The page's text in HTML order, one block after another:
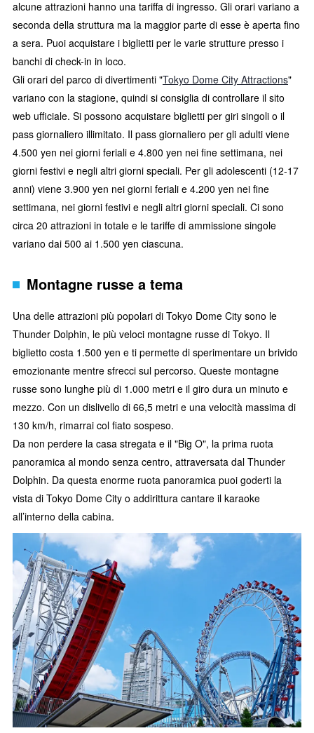
alcune attrazioni hanno una tariffa di ingresso. Gli orari variano a
seconda della struttura ma la maggior parte di esse è aperta fino
a sera. Puoi acquistare i biglietti per le varie strutture presso i
banchi di check-in in loco.
Gli orari del parco di divertimenti "Tokyo Dome City Attractions"
variano con la stagione, quindi si consiglia di controllare il sito
web ufficiale. Si possono acquistare biglietti per giri singoli o il
pass giornaliero illimitato. Il pass giornaliero per gli adulti viene
4.500 yen nei giorni feriali e 4.800 yen nei fine settimana, nei
giorni festivi e negli altri giorni speciali. Per gli adolescenti (12-17
anni) viene 3.900 yen nei giorni feriali e 4.200 yen nei fine
settimana, nei giorni festivi e negli altri giorni speciali. Ci sono
circa 20 attrazioni in totale e le tariffe di ammissione singole
variano dai 500 ai 1.500 yen ciascuna.
Montagne russe a tema
Una delle attrazioni più popolari di Tokyo Dome City sono le
Thunder Dolphin, le più veloci montagne russe di Tokyo. Il
biglietto costa 1.500 yen e ti permette di sperimentare un brivido
emozionante mentre sfrecci sul percorso. Queste montagne
russe sono lunghe più di 1.000 metri e il giro dura un minuto e
mezzo. Con un dislivello di 66,5 metri e una velocità massima di
130 km/h, rimarrai col fiato sospeso.
Da non perdere la casa stregata e il "Big O", la prima ruota
panoramica al mondo senza centro, attraversata dal Thunder
Dolphin. Da questa enorme ruota panoramica puoi goderti la
vista di Tokyo Dome City o addirittura cantare il karaoke
all’interno della cabina.